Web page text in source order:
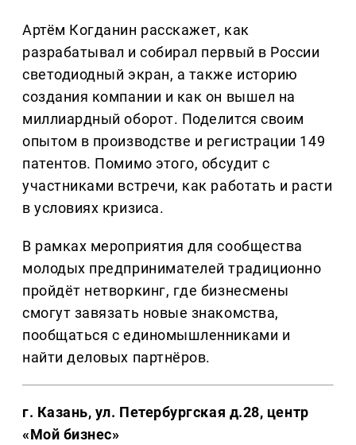
Артём Когданин расскажет, как
разрабатывал и собирал первый в России
светодиодный экран, а также историю
создания компании и как он вышел на
миллиардный оборот. Поделится своим
опытом в производстве и регистрации 149
патентов. Помимо этого, обсудит с
участниками встречи, как работать и расти
в условиях кризиса.
В рамках мероприятия для сообщества
молодых предпринимателей традиционно
пройдёт нетворкинг, где бизнесмены
смогут завязать новые знакомства,
пообщаться с единомышленниками и
найти деловых партнёров.
г. Казань, ул. Петербургская д.28, центр
«Мой бизнес»